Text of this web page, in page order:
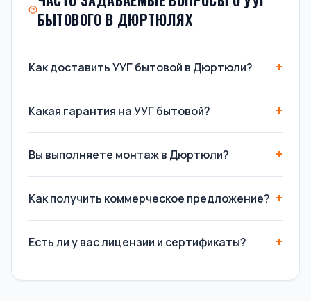
БЫТОВОГО В ДЮРТЮЛЯХ
Как доставить УУГ бытовой в Дюртюли?
Какая гарантия на УУГ бытовой?
Вы выполняете монтаж в Дюртюли?
Как получить коммерческое предложение?
Есть ли у вас лицензии и сертификаты?